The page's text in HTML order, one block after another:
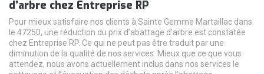
d’arbre chez Entreprise RP
Pour mieux satisfaire nos clients à Sainte Gemme Martaillac dans
le 47250, une réduction du prix d’abattage d’arbre est constatée
chez Entreprise RP. Ce qui ne peut pas être traduit par une
diminution de la qualité de nos services. Mieux que ce que vous
attendez, nous avons actuellement inclus dans nos services le